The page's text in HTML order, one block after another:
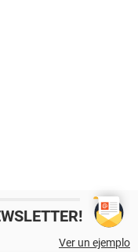
Ver un ejemplo